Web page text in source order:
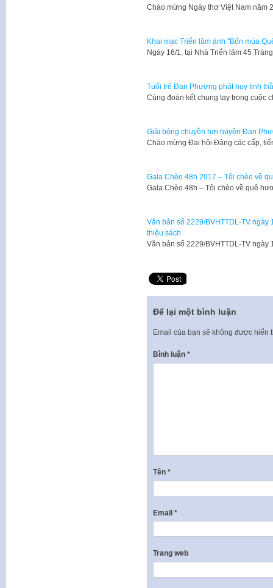
Chào mừng Ngày thơ Việt Nam
Khai mạc Triển lãm ảnh "Bốn mùa
Ngày 16/1, tại Nhà Triển lãm 45
Tuổi trẻ Đan Phượng phát huy tinh
Cùng đoàn kết chung tay trong cuộc
Giải bóng chuyền hơi huyện Đan
Chào mừng Đại hội Đảng các cấp,
Gala Chèo 48h 2017 – Tôi chèo về
Gala Chèo 48h – Tôi chèo về quê
Văn bản số 2229/BVHTTDL-TV
thiệu sách
​Văn bản số 2229/BVHTTDL-TV
Để lại một bình luận
Email của bạn sẽ không được hiển
Bình luận *
Tên *
Email *
Trang web